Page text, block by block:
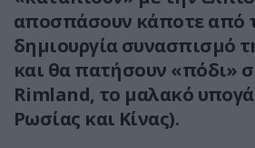
αποσπάσουν κάποτε από
δημιουργία συνασπισμό
και θα πατήσουν «πόδι»
Rimland, το μαλακό
Ρωσίας και Κίνας).